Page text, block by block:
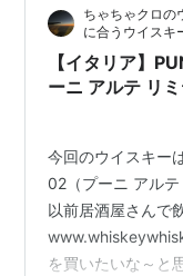
ちゃちゃクロの
に合うウイスキ
【イタリア】
ーニ アルテ リ
今回のウイスキー
02（プーニ アル
以前居酒屋さんで
を買いたいな～と